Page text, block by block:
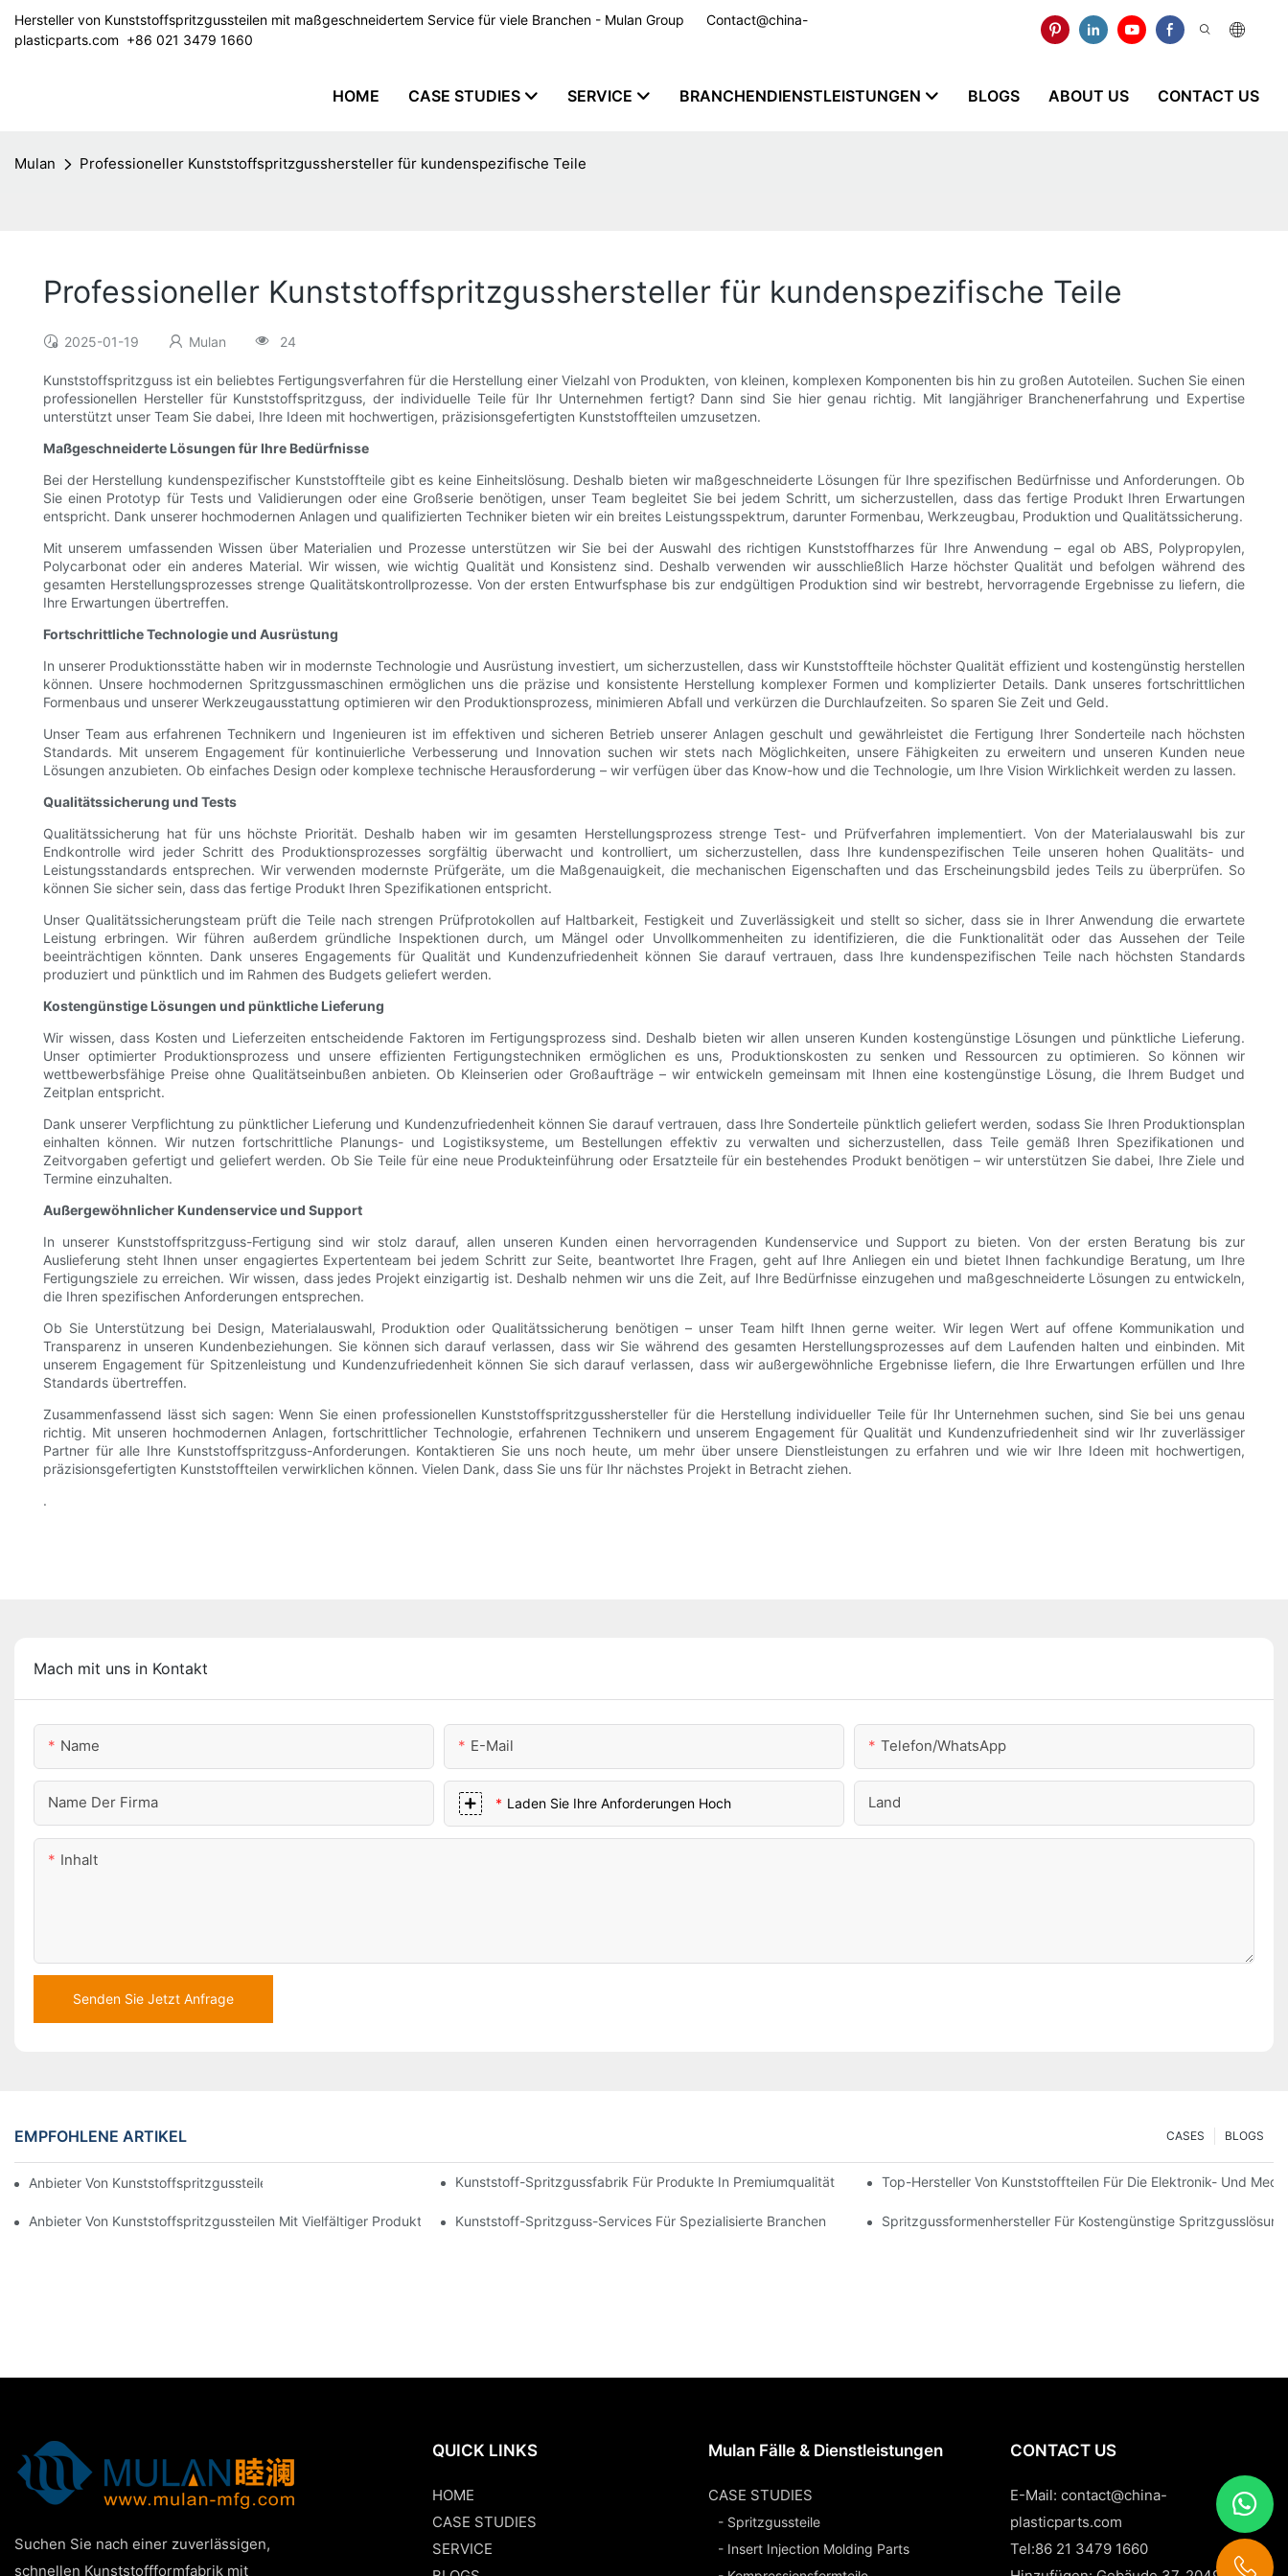
Hersteller von Kunststoffspritzgussteilen mit maßgeschneidertem Service für viele Branchen - Mulan Group
Contact@china-
plasticparts.com ​​​​​​​ +86 021 3479 1660
HOME CASE STUDIES SERVICE BRANCHENDIENSTLEISTUNGEN BLOGS ABOUT US CONTACT US
Mulan Professioneller Kunststoffspritzgusshersteller für kundenspezifische Teile
Professioneller Kunststoffspritzgusshersteller für kundenspezifische Teile
2025-01-19 Mulan 24
Kunststoffspritzguss ist ein beliebtes Fertigungsverfahren für die Herstellung einer Vielzahl von Produkten, von kleinen, komplexen Komponenten bis hin zu großen Autoteilen. Suchen Sie einen
professionellen Hersteller für Kunststoffspritzguss, der individuelle Teile für Ihr Unternehmen fertigt? Dann sind Sie hier genau richtig. Mit langjähriger Branchenerfahrung und Expertise
unterstützt unser Team Sie dabei, Ihre Ideen mit hochwertigen, präzisionsgefertigten Kunststoffteilen umzusetzen.
Maßgeschneiderte Lösungen für Ihre Bedürfnisse
Bei der Herstellung kundenspezifischer Kunststoffteile gibt es keine Einheitslösung. Deshalb bieten wir maßgeschneiderte Lösungen für Ihre spezifischen Bedürfnisse und Anforderungen. Ob
Sie einen Prototyp für Tests und Validierungen oder eine Großserie benötigen, unser Team begleitet Sie bei jedem Schritt, um sicherzustellen, dass das fertige Produkt Ihren Erwartungen
entspricht. Dank unserer hochmodernen Anlagen und qualifizierten Techniker bieten wir ein breites Leistungsspektrum, darunter Formenbau, Werkzeugbau, Produktion und Qualitätssicherung.
Mit unserem umfassenden Wissen über Materialien und Prozesse unterstützen wir Sie bei der Auswahl des richtigen Kunststoffharzes für Ihre Anwendung – egal ob ABS, Polypropylen,
Polycarbonat oder ein anderes Material. Wir wissen, wie wichtig Qualität und Konsistenz sind. Deshalb verwenden wir ausschließlich Harze höchster Qualität und befolgen während des
gesamten Herstellungsprozesses strenge Qualitätskontrollprozesse. Von der ersten Entwurfsphase bis zur endgültigen Produktion sind wir bestrebt, hervorragende Ergebnisse zu liefern, die
Ihre Erwartungen übertreffen.
Fortschrittliche Technologie und Ausrüstung
In unserer Produktionsstätte haben wir in modernste Technologie und Ausrüstung investiert, um sicherzustellen, dass wir Kunststoffteile höchster Qualität effizient und kostengünstig herstellen
können. Unsere hochmodernen Spritzgussmaschinen ermöglichen uns die präzise und konsistente Herstellung komplexer Formen und komplizierter Details. Dank unseres fortschrittlichen
Formenbaus und unserer Werkzeugausstattung optimieren wir den Produktionsprozess, minimieren Abfall und verkürzen die Durchlaufzeiten. So sparen Sie Zeit und Geld.
Unser Team aus erfahrenen Technikern und Ingenieuren ist im effektiven und sicheren Betrieb unserer Anlagen geschult und gewährleistet die Fertigung Ihrer Sonderteile nach höchsten
Standards. Mit unserem Engagement für kontinuierliche Verbesserung und Innovation suchen wir stets nach Möglichkeiten, unsere Fähigkeiten zu erweitern und unseren Kunden neue
Lösungen anzubieten. Ob einfaches Design oder komplexe technische Herausforderung – wir verfügen über das Know-how und die Technologie, um Ihre Vision Wirklichkeit werden zu lassen.
Qualitätssicherung und Tests
Qualitätssicherung hat für uns höchste Priorität. Deshalb haben wir im gesamten Herstellungsprozess strenge Test- und Prüfverfahren implementiert. Von der Materialauswahl bis zur
Endkontrolle wird jeder Schritt des Produktionsprozesses sorgfältig überwacht und kontrolliert, um sicherzustellen, dass Ihre kundenspezifischen Teile unseren hohen Qualitäts- und
Leistungsstandards entsprechen. Wir verwenden modernste Prüfgeräte, um die Maßgenauigkeit, die mechanischen Eigenschaften und das Erscheinungsbild jedes Teils zu überprüfen. So
können Sie sicher sein, dass das fertige Produkt Ihren Spezifikationen entspricht.
Unser Qualitätssicherungsteam prüft die Teile nach strengen Prüfprotokollen auf Haltbarkeit, Festigkeit und Zuverlässigkeit und stellt so sicher, dass sie in Ihrer Anwendung die erwartete
Leistung erbringen. Wir führen außerdem gründliche Inspektionen durch, um Mängel oder Unvollkommenheiten zu identifizieren, die die Funktionalität oder das Aussehen der Teile
beeinträchtigen könnten. Dank unseres Engagements für Qualität und Kundenzufriedenheit können Sie darauf vertrauen, dass Ihre kundenspezifischen Teile nach höchsten Standards
produziert und pünktlich und im Rahmen des Budgets geliefert werden.
Kostengünstige Lösungen und pünktliche Lieferung
Wir wissen, dass Kosten und Lieferzeiten entscheidende Faktoren im Fertigungsprozess sind. Deshalb bieten wir allen unseren Kunden kostengünstige Lösungen und pünktliche Lieferung.
Unser optimierter Produktionsprozess und unsere effizienten Fertigungstechniken ermöglichen es uns, Produktionskosten zu senken und Ressourcen zu optimieren. So können wir
wettbewerbsfähige Preise ohne Qualitätseinbußen anbieten. Ob Kleinserien oder Großaufträge – wir entwickeln gemeinsam mit Ihnen eine kostengünstige Lösung, die Ihrem Budget und
Zeitplan entspricht.
Dank unserer Verpflichtung zu pünktlicher Lieferung und Kundenzufriedenheit können Sie darauf vertrauen, dass Ihre Sonderteile pünktlich geliefert werden, sodass Sie Ihren Produktionsplan
einhalten können. Wir nutzen fortschrittliche Planungs- und Logistiksysteme, um Bestellungen effektiv zu verwalten und sicherzustellen, dass Teile gemäß Ihren Spezifikationen und
Zeitvorgaben gefertigt und geliefert werden. Ob Sie Teile für eine neue Produkteinführung oder Ersatzteile für ein bestehendes Produkt benötigen – wir unterstützen Sie dabei, Ihre Ziele und
Termine einzuhalten.
Außergewöhnlicher Kundenservice und Support
In unserer Kunststoffspritzguss-Fertigung sind wir stolz darauf, allen unseren Kunden einen hervorragenden Kundenservice und Support zu bieten. Von der ersten Beratung bis zur
Auslieferung steht Ihnen unser engagiertes Expertenteam bei jedem Schritt zur Seite, beantwortet Ihre Fragen, geht auf Ihre Anliegen ein und bietet Ihnen fachkundige Beratung, um Ihre
Fertigungsziele zu erreichen. Wir wissen, dass jedes Projekt einzigartig ist. Deshalb nehmen wir uns die Zeit, auf Ihre Bedürfnisse einzugehen und maßgeschneiderte Lösungen zu entwickeln,
die Ihren spezifischen Anforderungen entsprechen.
Ob Sie Unterstützung bei Design, Materialauswahl, Produktion oder Qualitätssicherung benötigen – unser Team hilft Ihnen gerne weiter. Wir legen Wert auf offene Kommunikation und
Transparenz in unseren Kundenbeziehungen. Sie können sich darauf verlassen, dass wir Sie während des gesamten Herstellungsprozesses auf dem Laufenden halten und einbinden. Mit
unserem Engagement für Spitzenleistung und Kundenzufriedenheit können Sie sich darauf verlassen, dass wir außergewöhnliche Ergebnisse liefern, die Ihre Erwartungen erfüllen und Ihre
Standards übertreffen.
Zusammenfassend lässt sich sagen: Wenn Sie einen professionellen Kunststoffspritzgusshersteller für die Herstellung individueller Teile für Ihr Unternehmen suchen, sind Sie bei uns genau
richtig. Mit unseren hochmodernen Anlagen, fortschrittlicher Technologie, erfahrenen Technikern und unserem Engagement für Qualität und Kundenzufriedenheit sind wir Ihr zuverlässiger
Partner für alle Ihre Kunststoffspritzguss-Anforderungen. Kontaktieren Sie uns noch heute, um mehr über unsere Dienstleistungen zu erfahren und wie wir Ihre Ideen mit hochwertigen,
präzisionsgefertigten Kunststoffteilen verwirklichen können. Vielen Dank, dass Sie uns für Ihr nächstes Projekt in Betracht ziehen.
.
Mach mit uns in Kontakt
Name E-Mail Telefon/WhatsApp
Name Der Firma Laden Sie Ihre Anforderungen Hoch Land
Inhalt
Senden Sie Jetzt Anfrage
EMPFOHLENE ARTIKEL BLOGS
CASES
Anbieter Von Kunststoffspritzgussteilen Mit Umfassender BranchenerfahrungKunststoff-Spritzgussfabrik Für Produkte In Premiumqualität Top-Hersteller Von Kunststoffteilen Für Die Elektronik- Und
Anbieter Von Kunststoffspritzgussteilen Mit Vielfältiger ProduktpaletteKunststoff-Spritzguss-Services Für Spezialisierte Branchen Spritzgussformenhersteller Für Kostengünstige
Suchen Sie nach einer zuverlässigen,
schnellen Kunststoffformfabrik mit
QUICK LINKS
HOME
CASE STUDIES
SERVICE
Mulan Fälle & Dienstleistungen
CASE STUDIES
- Spritzgussteile
- Insert Injection Molding Parts
CONTACT US
E-Mail:contact@china-
plasticparts.com
Tel:86 21 3479 1660